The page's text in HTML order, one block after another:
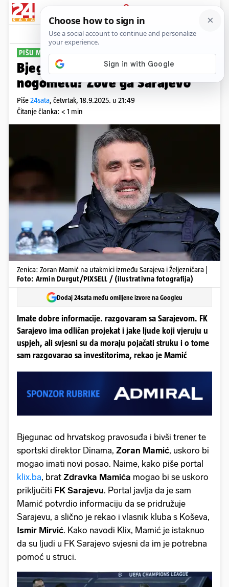
PRIJAVA
Sport Komentari
PIŠU MEDIJI U BIH
Bjegunac Zoran Mamić opet u
nogometu? Zove ga Sarajevo
Piše24sata, četvrtak, 18.9.2025. u 21:49
Čitanje članka: < 1 min
Zenica: Zoran Mamić na utakmici između Sarajeva i Željezničara |
Foto: Armin Durgut/PIXSELL / (ilustrativna fotografija)
Dodaj 24sata među omiljene izvore na Googleu
Imate dobre informacije. razgovaram sa Sarajevom. FK
Sarajevo ima odličan projekat i jake ljude koji vjeruju u
uspjeh, ali svjesni su da moraju pojačati struku i o tome
sam razgovarao sa investitorima, rekao je Mamić
Bjegunac od hrvatskog pravosuđa i bivši trener te
sportski direktor Dinama, Zoran Mamić, uskoro bi
mogao imati novi posao. Naime, kako piše portal
klix.ba, brat Zdravka Mamića mogao bi se uskoro
priključiti FK Sarajevu. Portal javlja da je sam
Mamić potvrdio informaciju da se pridružuje
Sarajevu, a slično je rekao i vlasnik kluba s Koševa,
Ismir Mirvić. Kako navodi Klix, Mamić je istaknuo
da su ljudi u FK Sarajevo svjesni da im je potrebna
pomoć u struci.